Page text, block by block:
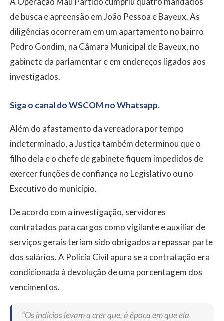
de busca e apreensão em João Pessoa e Bayeux. As
diligências ocorreram em um apartamento no bairro
Pedro Gondim, na Câmara Municipal de Bayeux, no
gabinete da parlamentar e em endereços ligados aos
investigados.
Siga o canal do WSCOM no Whatsapp.
Além do afastamento da vereadora por tempo
indeterminado, a Justiça também determinou que o
filho dela e o chefe de gabinete fiquem impedidos de
exercer funções de confiança no Legislativo ou no
Executivo do município.
De acordo com a investigação, servidores
contratados para cargos como vigilante e auxiliar de
serviços gerais teriam sido obrigados a repassar parte
dos salários. A Polícia Civil apura se a contratação era
condicionada à devolução de uma porcentagem dos
vencimentos.
“Os indícios levam a crer que, à época em que ela